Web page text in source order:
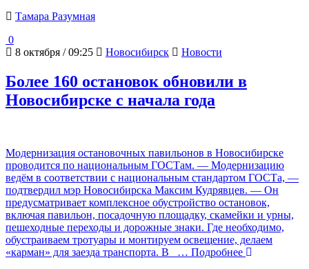
Тамара Разумная
0
8 октября / 09:25
Новосибирск Новости
Более 160 остановок обновили в
Новосибирске с начала года
Модернизация остановочных павильонов в Новосибирске
проводится по национальным ГОСТам. — Модернизацию
ведём в соответствии с национальным стандартом ГОСТа, —
подтвердил мэр Новосибирска Максим Кудрявцев. — Он
предусматривает комплексное обустройство остановок,
включая павильон, посадочную площадку, скамейки и урны,
пешеходные переходы и дорожные знаки. Где необходимо,
обустраиваем тротуары и монтируем освещение, делаем
«карман» для заезда транспорта. В
… Подробнее